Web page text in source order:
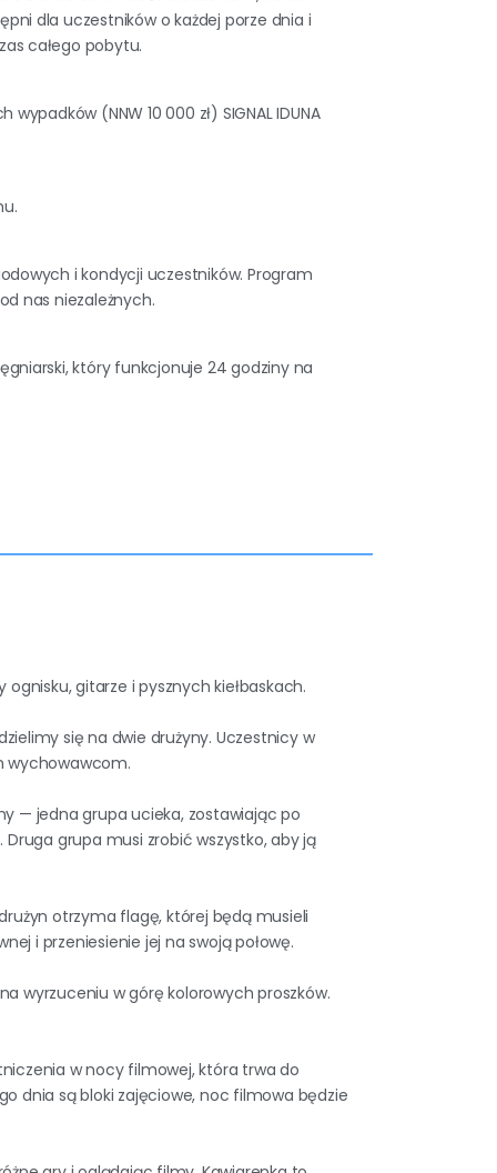
dla uczestników o każdej porze dnia i
całego pobytu.
(NNW 10 000 zł) SIGNAL IDUNA
i kondycji uczestników. Program
nas niezależnych.
który funkcjonuje 24 godziny na
gitarze i pysznych kiełbaskach.
się na dwie drużyny. Uczestnicy w
wychowawcom.
— jedna grupa ucieka, zostawiając po
Druga grupa musi zrobić wszystko, aby ją
otrzyma flagę, której będą musieli
i przeniesienie jej na swoją połowę.
wyrzuceniu w górę kolorowych proszków.
w nocy filmowej, która trwa do
dnia są bloki zajęciowe, noc filmowa będzie